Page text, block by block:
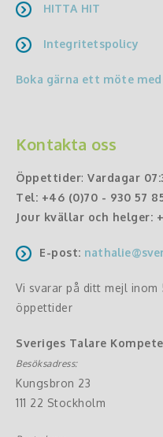
HITTA HIT
Integritetspolicy
Boka gärna ett möte med
Kontakta oss
Öppettider: Vardagar
Tel: +46 (0)70 - 930 57
Jour kvällar och helger:
E-post:
Vi svarar på ditt mejl
öppettider
Sveriges Talare
Besöksadress:
Kungsbron 23
111 22 Stockholm